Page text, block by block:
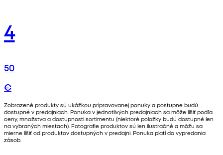
4
50
€
Zobrazené produkty sú ukážkou pripravovanej ponuky a postupne budú
dostupné v predajniach. Ponuka v jednotlivých predajniach sa môže líšiť podľa
ceny, množstva a dostupnosti sortimentu (niektoré položky budú dostupné len
na vybraných miestach). Fotografie produktov sú len ilustračné a môžu sa
mierne líšiť od produktov dostupných v predajni. Ponuka platí do vypredania
zásob.